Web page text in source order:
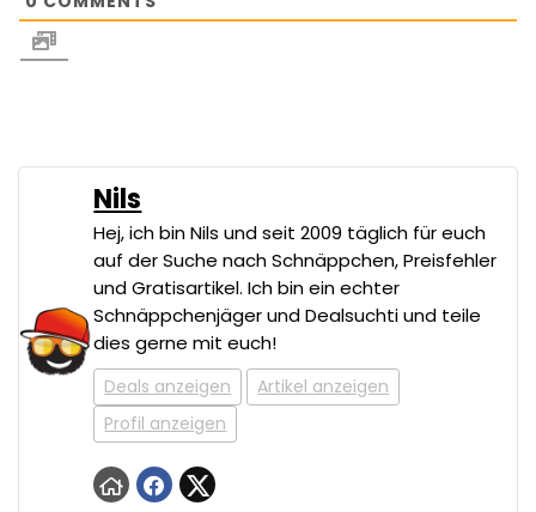
Nils
Hej, ich bin Nils und seit 2009 täglich für euch
auf der Suche nach Schnäppchen, Preisfehler
und Gratisartikel. Ich bin ein echter
Schnäppchenjäger und Dealsuchti und teile
dies gerne mit euch!
Deals anzeigen
Artikel anzeigen
Profil anzeigen